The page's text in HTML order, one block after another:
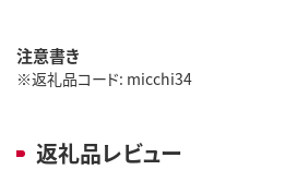
注意書き
※返礼品コード: micchi34
返礼品レビュー